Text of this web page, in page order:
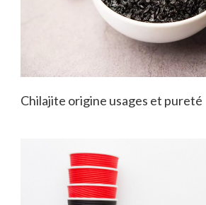
Chilajite origine usages et pureté